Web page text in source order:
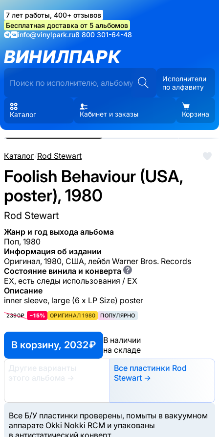
7 лет работы, 400+ отзывов
Бесплатная доставка от 5 альбомов
info@vinylpark.ru8 800 301-64-48
ВИНИЛПАРК
Исполнители
по алфавиту
Каталог Кабинет и заказы Корзина
Каталог/Rod Stewart
Foolish Behaviour (USA,
poster), 1980
Rod Stewart
Жанр и год выхода альбома
Поп, 1980
Информация об издании
Оригинал, 1980, США, лейбл Warner Bros. Records
Состояние винила и конверта ?
EX, есть следы использования / EX
Описание
inner sleeve, large (6 x LP Size) poster
2390₽ −15% ОРИГИНАЛ 1980 ПОПУЛЯРНО
В корзину, 2032 ₽
В наличии
на складе
Другие варианты
этого альбома
→
Все пластинки Rod
Stewart →
Все Б/У пластинки проверены, помыты в вакуумном
аппарате Okki Nokki RCM и упакованы
в антистатический конверт
Реальные фото пластинки.
Нажмите, чтобы увеличить